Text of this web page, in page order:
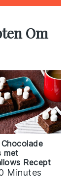
Om
met
Recept
Minutes